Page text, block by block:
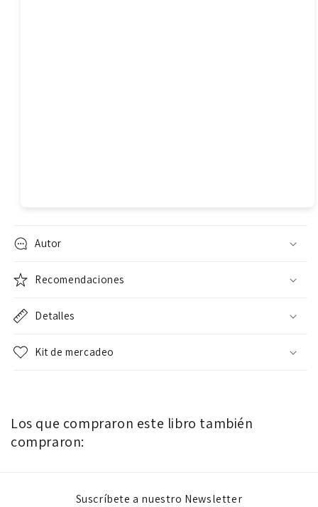
Autor
Recomendaciones
Detalles
Kit de mercadeo
Los que compraron este libro también
compraron:
Suscríbete a nuestro Newsletter